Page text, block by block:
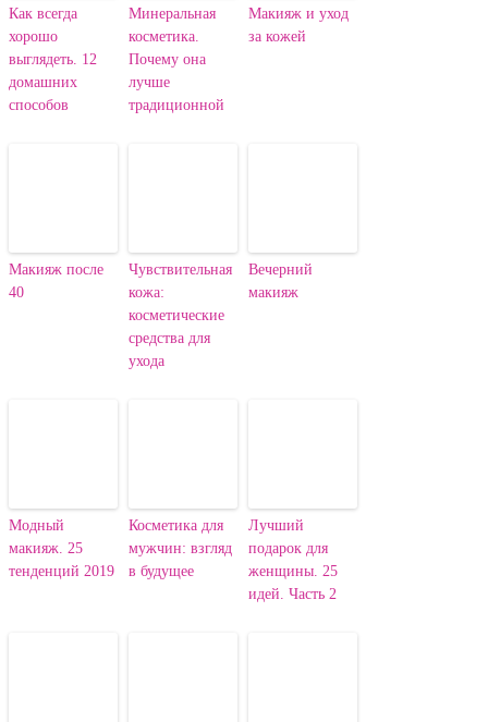
Как всегда
хорошо
выглядеть. 12
домашних
способов
Минеральная
косметика.
Почему она
лучше
традиционной
Макияж и уход
за кожей
Макияж после
40
Чувствительная
кожа:
косметические
средства для
ухода
Вечерний
макияж
Модный
макияж. 25
тенденций 2019
Косметика для
мужчин: взгляд
в будущее
Лучший
подарок для
женщины. 25
идей. Часть 2